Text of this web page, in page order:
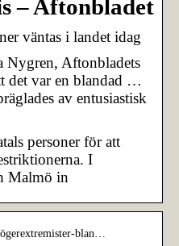
– Aftonbladet
väntas i landet idag
Nygren, Aftonbladets
det var en blandad …
av entusiastisk
personer för att
I
Malmö in
blan…